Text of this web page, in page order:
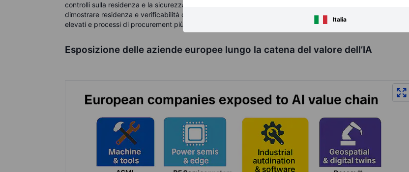
Italia
controlli sulla residenza e la sicurezza. Per gli investitori, la spesa si orienta verso vendor in grado di
dimostrare residenza e verificabilità dei dati in UE; i rischi includono frammentazione, costi di compliance più
elevati e processi di procurement più lenti.
Esposizione delle aziende europee lungo la catena del valore dell’IA